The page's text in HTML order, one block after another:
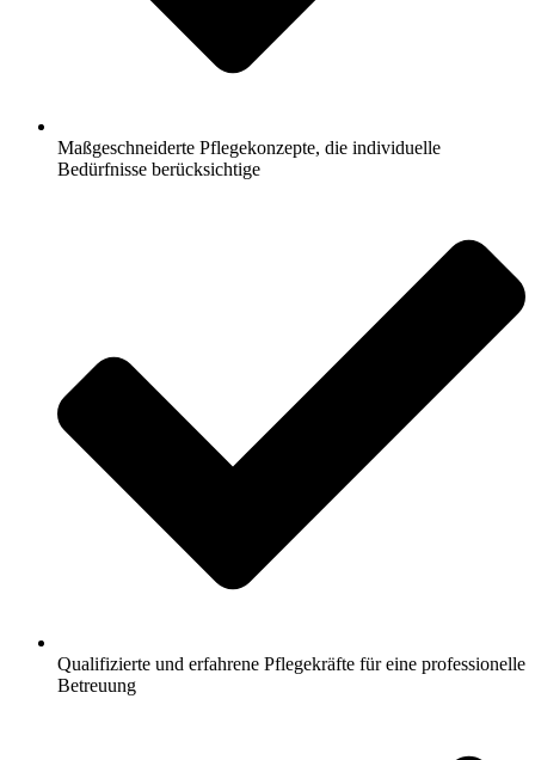
Maßgeschneiderte Pflegekonzepte, die individuelle
Bedürfnisse berücksichtige
Qualifizierte und erfahrene Pflegekräfte für eine professionelle
Betreuung